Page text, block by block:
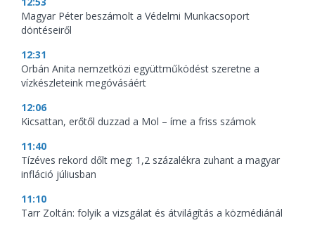
Magyar Péter beszámolt a Védelmi Munkacsoport
döntéseiről
12:31
Orbán Anita nemzetközi együttműködést szeretne a
vízkészleteink megóvásáért
12:06
Kicsattan, erőtől duzzad a Mol – íme a friss számok
11:40
Tízéves rekord dőlt meg: 1,2 százalékra zuhant a magyar
infláció júliusban
11:10
Tarr Zoltán: folyik a vizsgálat és átvilágítás a közmédiánál